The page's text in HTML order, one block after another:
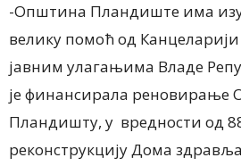
-Општина Пландиште има
велику помоћ од
јавним улагањима Владе
је финансирала реновирање
Пландишту, у вредности од
реконструкцију Дома